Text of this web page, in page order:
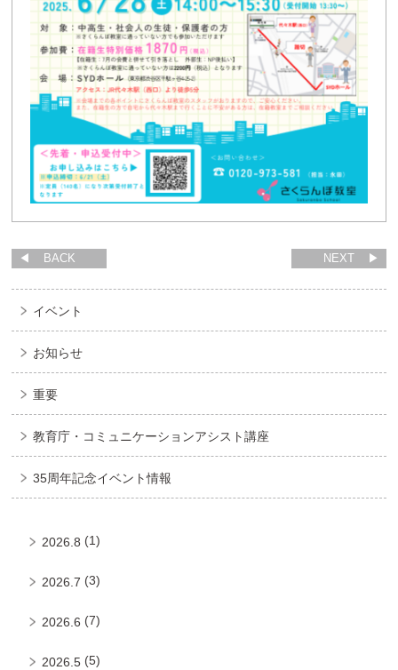
BACK NEXT
イベント
お知らせ
重要
教育庁・コミュニケーションアシスト講座
35周年記念イベント情報
2026.8 (1)
2026.7 (3)
2026.6 (7)
2026.5 (5)